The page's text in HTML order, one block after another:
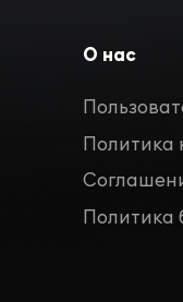
О нас
Политика
Политика